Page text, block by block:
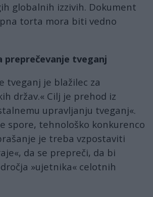
globalnih izzivih. Dokument
torta mora biti vedno
preprečevanje tveganj
tveganj je blažilec za
držav.« Cilj je prehod iz
upravljanju tveganj«.
spore, tehnološko konkurenco
je treba vzpostaviti
da se prepreči, da bi
»ujetnika« celotnih